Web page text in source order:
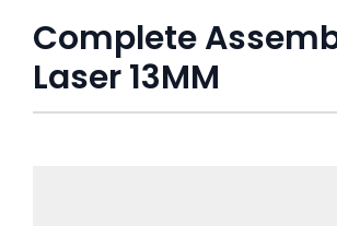
Complete
Laser 13MM